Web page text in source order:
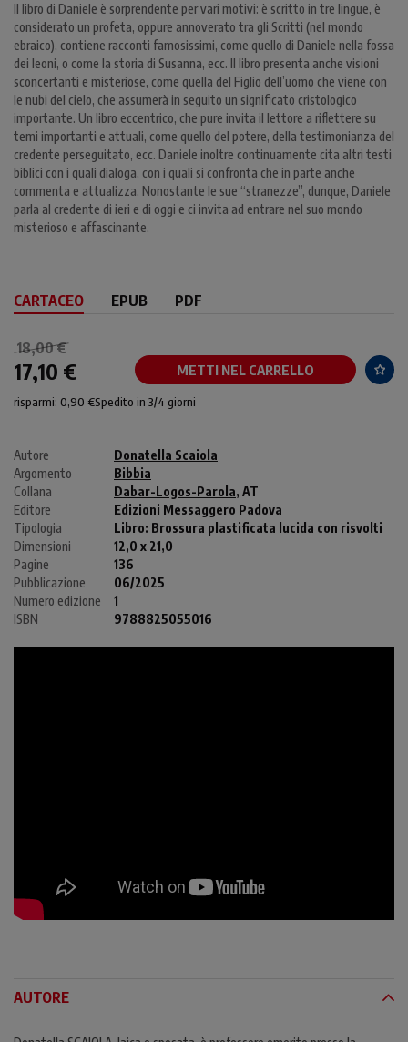
Il libro di Daniele è sorprendente per vari motivi: è scritto in tre lingue, è
considerato un profeta, oppure annoverato tra gli Scritti (nel mondo
ebraico), contiene racconti famosissimi, come quello di Daniele nella fossa
dei leoni, o come la storia di Susanna, ecc. Il libro presenta anche visioni
sconcertanti e misteriose, come quella del Figlio dell’uomo che viene con
le nubi del cielo, che assumerà in seguito un significato cristologico
importante. Un libro eccentrico, che pure invita il lettore a riflettere su
temi importanti e attuali, come quello del potere, della testimonianza del
credente perseguitato, ecc. Daniele inoltre continuamente cita altri testi
biblici con i quali dialoga, con i quali si confronta che in parte anche
commenta e attualizza. Nonostante le sue “stranezze”, dunque, Daniele
parla al credente di ieri e di oggi e ci invita ad entrare nel suo mondo
misterioso e affascinante.
CARTACEO EPUB PDF
18,00 €
17,10 € METTI NEL CARRELLO
risparmi: 0,90 €Spedito in 3/4 giorni
Autore
Donatella Scaiola
Argomento
Bibbia
Collana
Dabar-Logos-Parola, AT
Editore
Edizioni Messaggero Padova
Tipologia
Libro: Brossura plastificata lucida con risvolti
Dimensioni
12,0 x 21,0
Pagine
136
Pubblicazione
06/2025
Numero edizione
1
ISBN
9788825055016
AUTORE